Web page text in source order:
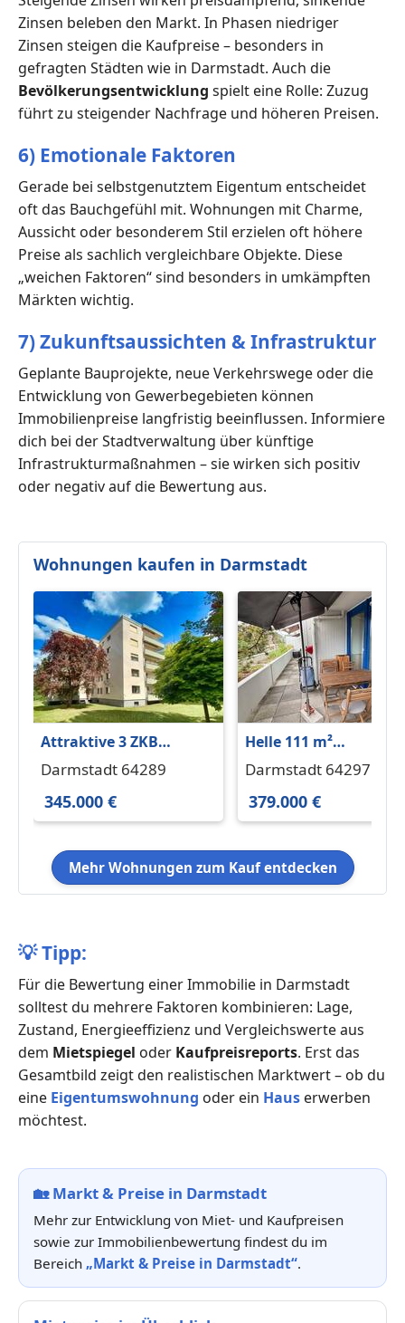
Zinsen beleben den Markt. In Phasen niedriger
Zinsen steigen die Kaufpreise – besonders in
gefragten Städten wie in Darmstadt. Auch die
Bevölkerungsentwicklung spielt eine Rolle: Zuzug
führt zu steigender Nachfrage und höheren Preisen.
6) Emotionale Faktoren
Gerade bei selbstgenutztem Eigentum entscheidet
oft das Bauchgefühl mit. Wohnungen mit Charme,
Aussicht oder besonderem Stil erzielen oft höhere
Preise als sachlich vergleichbare Objekte. Diese
„weichen Faktoren“ sind besonders in umkämpften
Märkten wichtig.
7) Zukunftsaussichten & Infrastruktur
Geplante Bauprojekte, neue Verkehrswege oder die
Entwicklung von Gewerbegebieten können
Immobilienpreise langfristig beeinflussen. Informiere
dich bei der Stadtverwaltung über künftige
Infrastrukturmaßnahmen – sie wirken sich positiv
oder negativ auf die Bewertung aus.
Wohnungen kaufen in Darmstadt
Attraktive 3 ZKB
Eigentumswohnung im
Komponistenviertel
Darmstadt 64289
345.000 €
Helle 111 m²
Terrassenwohnung in
Darmstadt 64297
379.000 €
Mehr Wohnungen zum Kauf entdecken
💡Tipp:
Für die Bewertung einer Immobilie in Darmstadt
solltest du mehrere Faktoren kombinieren: Lage,
Zustand, Energieeffizienz und Vergleichswerte aus
dem Mietspiegel oder Kaufpreisreports. Erst das
Gesamtbild zeigt den realistischen Marktwert – ob du
eine Eigentumswohnung oder ein Haus erwerben
möchtest.
🏡Markt & Preise in Darmstadt
Mehr zur Entwicklung von Miet- und Kaufpreisen
sowie zur Immobilienbewertung findest du im
Bereich „Markt & Preise in Darmstadt“.